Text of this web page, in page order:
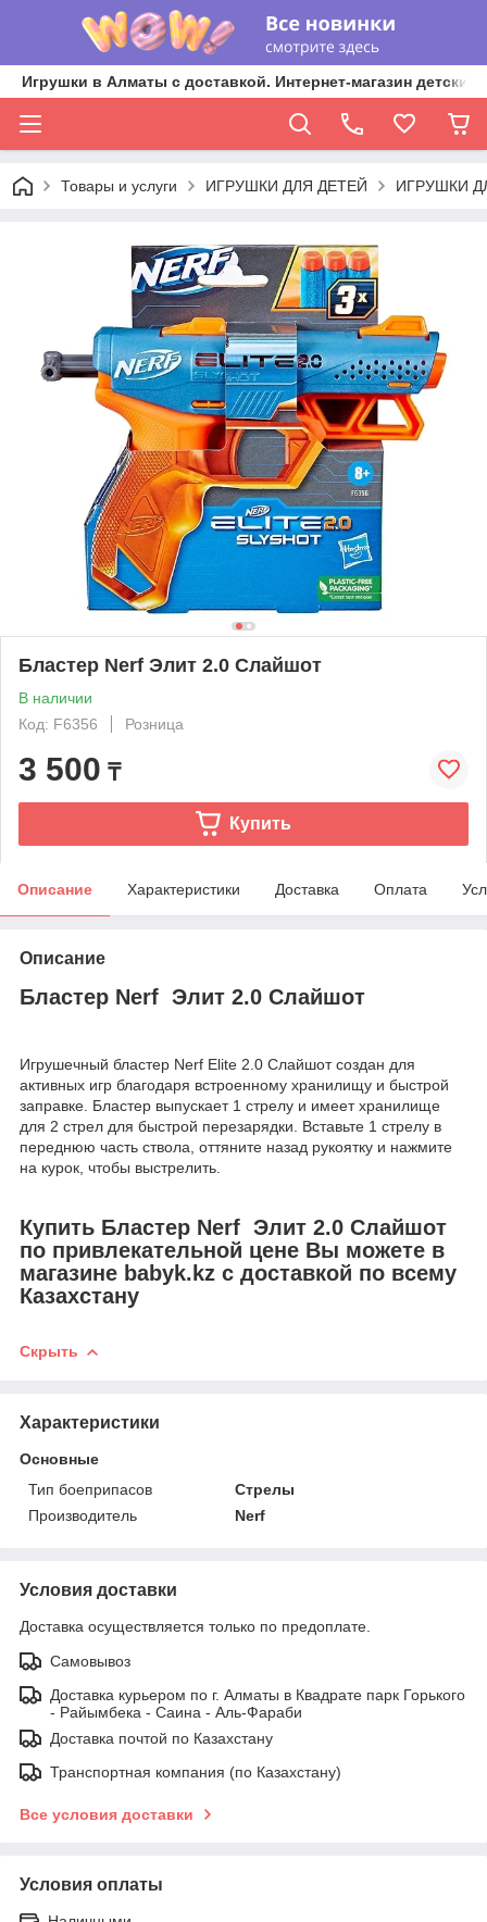
Игрушки в Алматы с доставкой. Интернет-магазин
Товары и услуги ИГРУШКИ ДЛЯ ДЕТЕЙ ИГРУШКИ
Бластер Nerf Элит 2.0 Слайшот
В наличии
Код: F6356
Розница
3 500 ₸
Купить
Описание Характеристики Доставка Оплата
Описание
Бластер Nerf Элит 2.0 Слайшот
Игрушечный бластер Nerf Elite 2.0 Слайшот создан для
активных игр благодаря встроенному хранилищу и быстрой
заправке. Бластер выпускает 1 стрелу и имеет хранилище
для 2 стрел для быстрой перезарядки. Вставьте 1 стрелу в
переднюю часть ствола, оттяните назад рукоятку и нажмите
на курок, чтобы выстрелить.
Купить Бластер Nerf Элит 2.0 Слайшот
по привлекательной цене Вы можете в
магазине babyk.kz с доставкой по всему
Казахстану
Скрыть
Характеристики
Основные
Тип боеприпасов
Стрелы
Производитель
Nerf
Условия доставки
Доставка осуществляется только по предоплате.
Самовывоз
Доставка курьером по г. Алматы в Квадрате парк Горького
- Райымбека - Саина - Аль-Фараби
Доставка почтой по Казахстану
Транспортная компания (по Казахстану)
Все условия доставки
Условия оплаты